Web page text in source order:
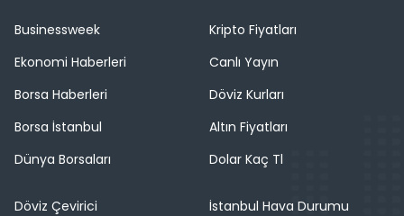
Businessweek
Ekonomi Haberleri
Borsa Haberleri
Borsa İstanbul
Dünya Borsaları
Kripto Fiyatları
Canlı Yayın
Döviz Kurları
Altın Fiyatları
Dolar Kaç Tl
Döviz Çevirici
İstanbul Hava Durumu